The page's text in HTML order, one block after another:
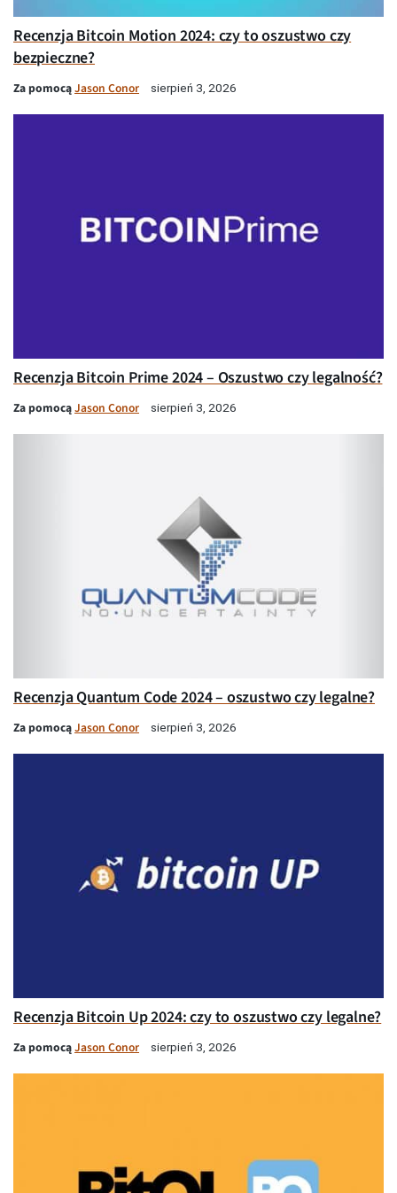
Recenzja Bitcoin Motion 2024: czy to oszustwo czy
bezpieczne?
Za pomocąJason Conor sierpień 3, 2026
Recenzja Bitcoin Prime 2024 – Oszustwo czy legalność?
Za pomocąJason Conor sierpień 3, 2026
Recenzja Quantum Code 2024 – oszustwo czy legalne?
Za pomocąJason Conor sierpień 3, 2026
Recenzja Bitcoin Up 2024: czy to oszustwo czy legalne?
Za pomocąJason Conor sierpień 3, 2026